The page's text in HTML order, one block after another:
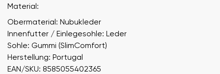
Material:
Obermaterial: Nubukleder
Innenfutter / Einlegesohle: Leder
Sohle: Gummi (SlimComfort)
Herstellung: Portugal
EAN/SKU: 8585055402365